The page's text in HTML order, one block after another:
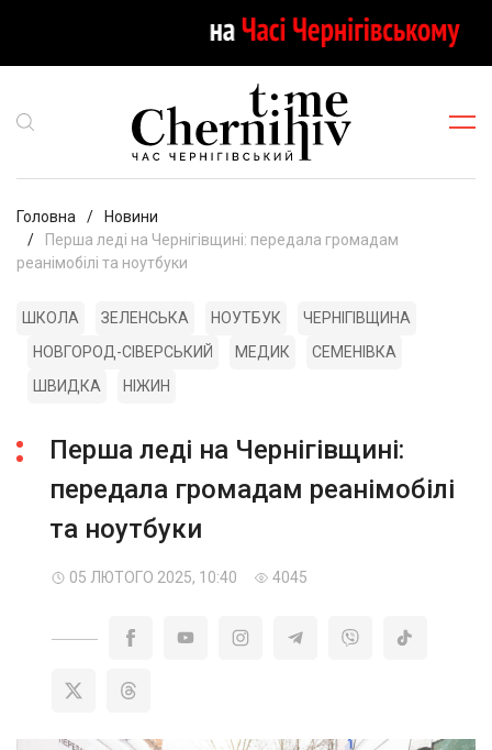
Головна
Новини
Перша леді на Чернігівщині: передала громадам
реанімобілі та ноутбуки
ШКОЛА ЗЕЛЕНСЬКА НОУТБУК
ЧЕРНІГІВЩИНА
НОВГОРОД-СІВЕРСЬКИЙ
МЕДИК
СЕМЕНІВКА
ШВИДКА
НІЖИН
Перша леді на Чернігівщині:
передала громадам реанімобілі
та ноутбуки
05 ЛЮТОГО 2025, 10:40 4045